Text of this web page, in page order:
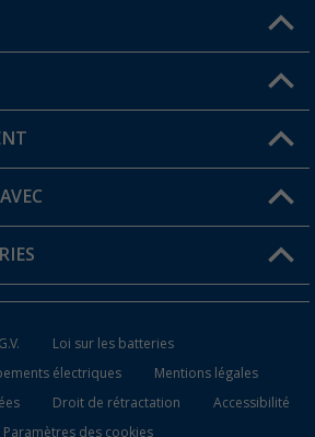
camping
Loi sur les batteries
électriques
Mentions légales
Droit de rétractation
Accessibilité
Paramètres des cookies